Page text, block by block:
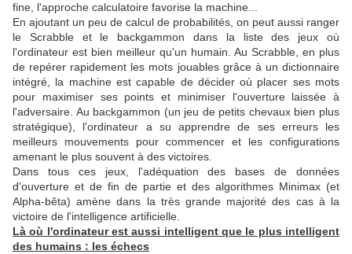
fine, l'approche calculatoire favorise la machine...
En ajoutant un peu de calcul de probabilités, on peut aussi ranger
le Scrabble et le backgammon dans la liste des jeux où
l'ordinateur est bien meilleur qu'un humain. Au Scrabble, en plus
de repérer rapidement les mots jouables grâce à un dictionnaire
intégré, la machine est capable de décider où placer ses mots
pour maximiser ses points et minimiser l'ouverture laissée à
l'adversaire. Au backgammon (un jeu de petits chevaux bien plus
stratégique), l'ordinateur a su apprendre de ses erreurs les
meilleurs mouvements pour commencer et les configurations
amenant le plus souvent à des victoires.
Dans tous ces jeux, l'adéquation des bases de données
d'ouverture et de fin de partie et des algorithmes Minimax (et
Alpha-bêta) amène dans la très grande majorité des cas à la
victoire de l'intelligence artificielle.
Là où l'ordinateur est aussi intelligent que le plus intelligent
des humains : les échecs